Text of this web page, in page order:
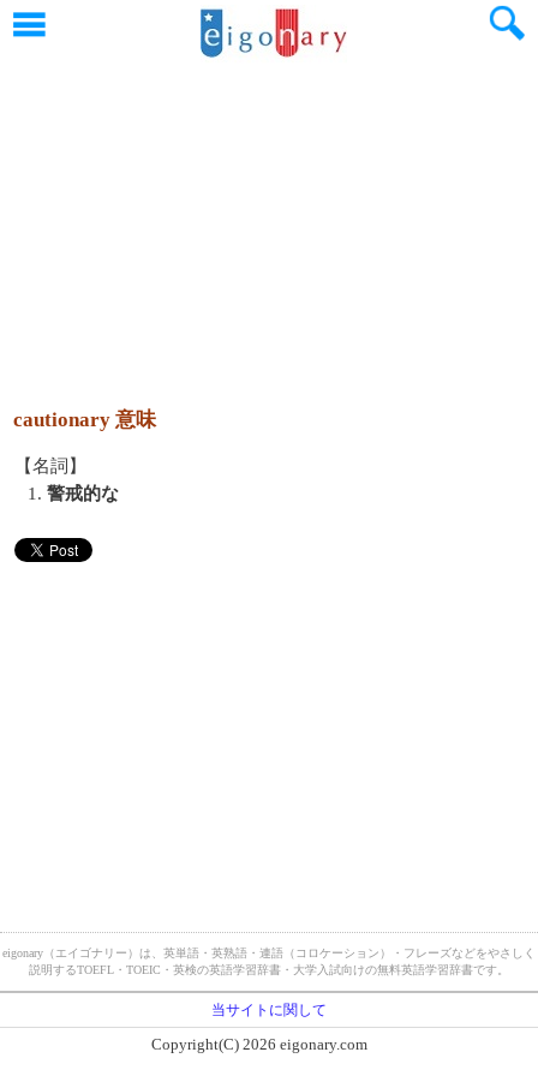
cautionary 意味
【名詞】
1. 警戒的な
eigonary（エイゴナリー）は、英単語・英熟語・連語（コロケーション）・フレーズなどをやさしく
説明するTOEFL・TOEIC・英検の英語学習辞書・大学入試向けの無料英語学習辞書です。
当サイトに関して
Copyright(C) 2026 eigonary.com